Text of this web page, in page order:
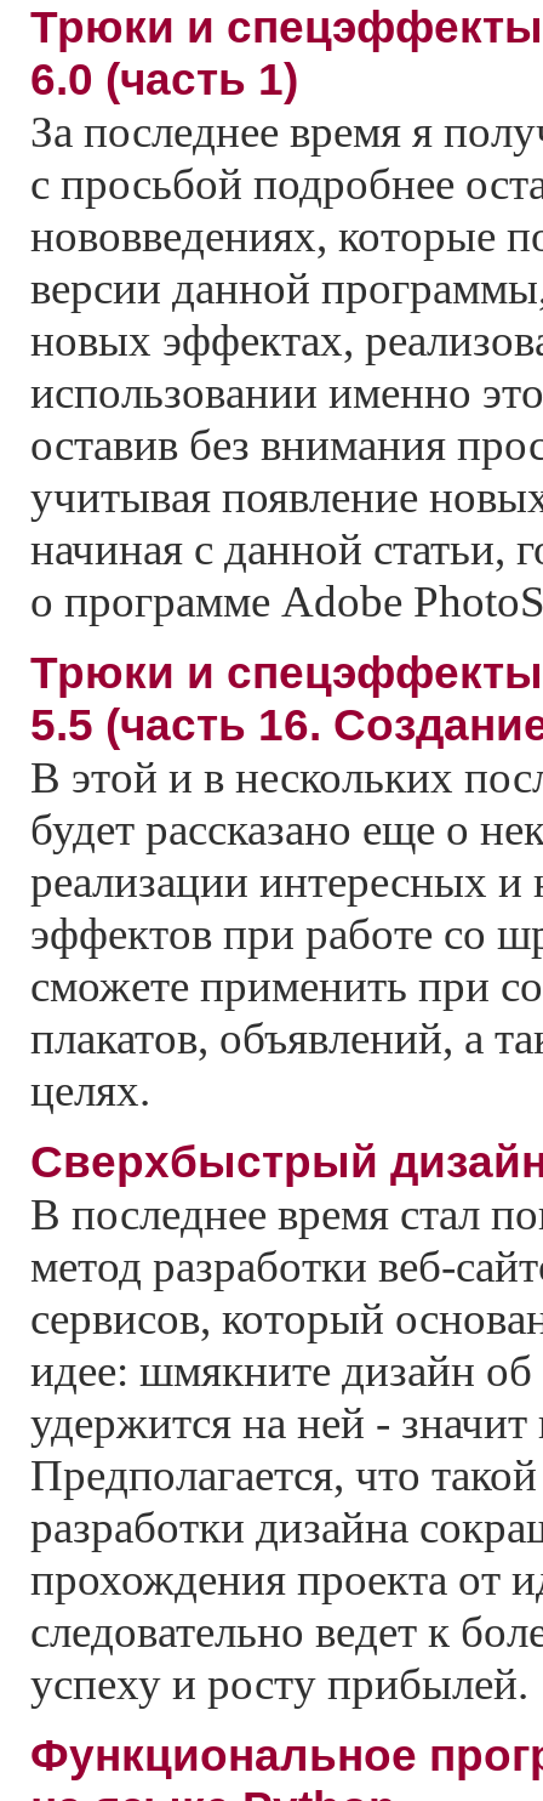
Трюки и
6.0 (часть 1)
За последнее время я
с просьбой подробнее
нововведениях, которые
версии данной
новых эффектах,
использовании именно
оставив без внимания
учитывая появление
начиная с данной статьи,
о программе Adobe
Трюки и
5.5 (часть 16.
В этой и в нескольких
будет рассказано еще о
реализации интересных и
эффектов при работе со
сможете применить при
плакатов, объявлений, а
целях.
Сверхбыстрый
В последнее время стал
метод разработки веб-
сервисов, который
идее: шмякните дизайн об
удержится на ней - значит
Предполагается, что
разработки дизайна
прохождения проекта от
следовательно ведет к
успеху и росту прибылей.
Функциональное